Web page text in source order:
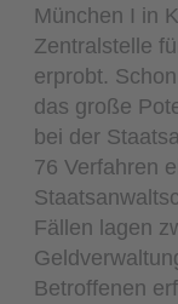
München I in
Zentralstelle
erprobt.
das große
bei der
76 Verfahren
Fällen lagen
Betroffenen